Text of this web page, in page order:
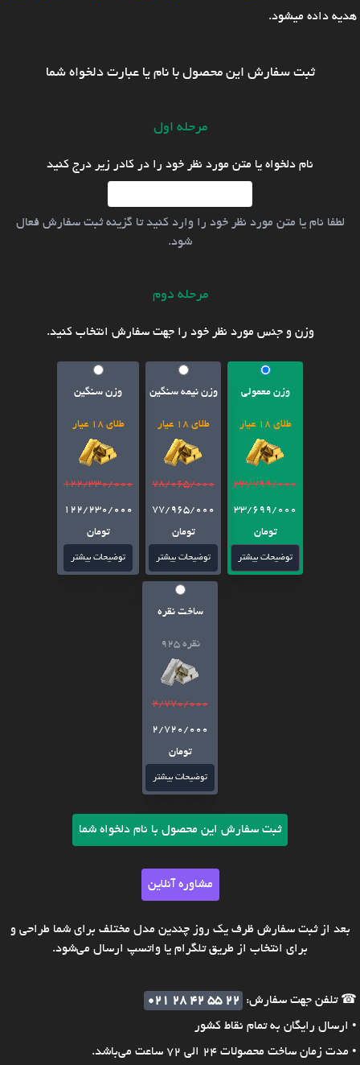
هدیه داده میشود.
ثبت سفارش این محصول با نام یا عبارت دلخواه شما
مرحله اول
نام دلخواه یا متن مورد نظر خود را در کادر زیر درج کنید
لطفا نام یا متن مورد نظر خود را وارد کنید تا گزینه ثبت سفارش فعال
شود.
مرحله دوم
وزن و جنس مورد نظر خود را جهت سفارش انتخاب کنید.
وزن معمولی
طلای 18 عیار
33/799/000
33/699/000
تومان
توضیحات بیشتر
وزن نیمه سنگین
طلای 18 عیار
78/065/000
77/965/000
تومان
توضیحات بیشتر
وزن سنگین
طلای 18 عیار
122/330/000
122/230/000
تومان
توضیحات بیشتر
ساخت نقره
نقره 925
2/770/000
2/720/000
تومان
توضیحات بیشتر
ثبت سفارش این محصول با نام دلخواه شما
مشاوره آنلاین
بعد از ثبت سفارش ظرف یک روز چندین مدل مختلف برای شما طراحی و
برای انتخاب از طریق تلگرام یا واتسپ ارسال می‌شود.
☎ تلفن جهت سفارش:
021 28 42 55 22
• ارسال رایگان به تمام نقاط کشور
• مدت زمان ساخت محصولات 24 الی 72 ساعت می‌باشد.